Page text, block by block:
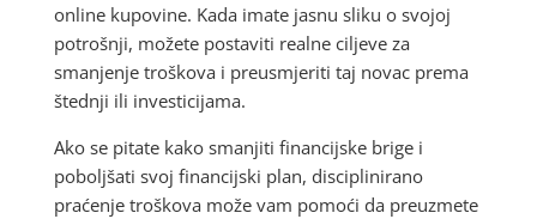
online kupovine. Kada imate jasnu sliku o svojoj
potrošnji, možete postaviti realne ciljeve za
smanjenje troškova i preusmjeriti taj novac prema
štednji ili investicijama.
Ako se pitate kako smanjiti financijske brige i
poboljšati svoj financijski plan, disciplinirano
praćenje troškova može vam pomoći da preuzmete